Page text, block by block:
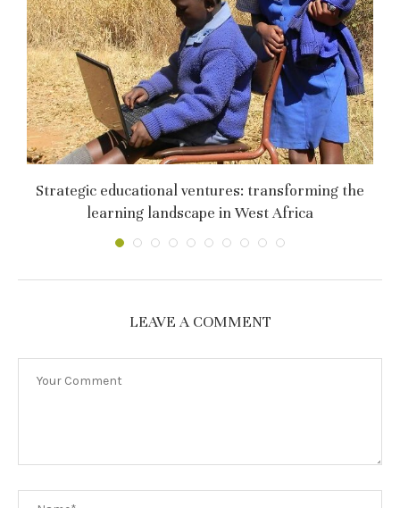
Strategic educational ventures: transforming the
learning landscape in West Africa
LEAVE A COMMENT